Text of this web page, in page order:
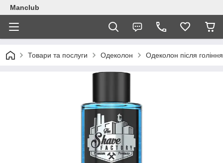
Manclub
Товари та послуги Одеколон Одеколон після